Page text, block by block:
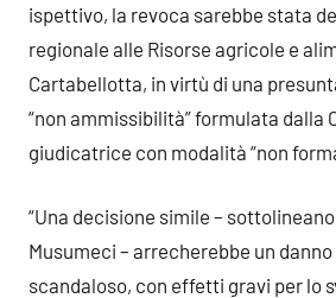
ispettivo, la revoca sarebbe stata
regionale alle Risorse agricole e
Cartabellotta, in virtù di una
“non ammissibilità” formulata dalla
giudicatrice con modalità “non
“Una decisione simile –
Musumeci – arrecherebbe un
scandaloso, con effetti gravi per lo